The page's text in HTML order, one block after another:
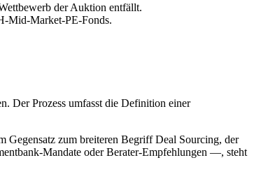
der Auktion entfällt.
Mid-Market-PE-Fonds.
Der Prozess umfasst die Definition einer
Gegensatz zum breiteren Begriff Deal Sourcing, der
Mandate oder Berater-Empfehlungen —, steht